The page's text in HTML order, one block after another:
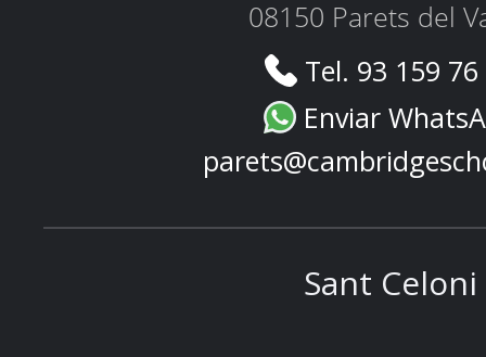
08150 Parets del
Tel. 93 159
Enviar
Sant Celoni